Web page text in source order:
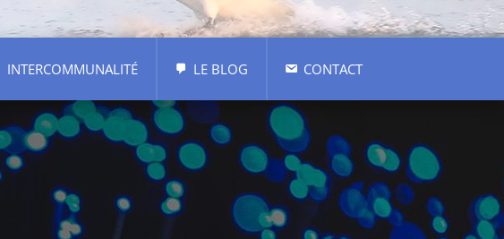
INTERCOMMUNALITÉ LE BLOG CONTACT